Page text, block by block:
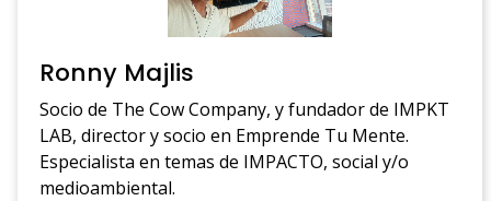
Ronny Majlis
Socio de The Cow Company, y fundador de IMPKT
LAB, director y socio en Emprende Tu Mente.
Especialista en temas de IMPACTO, social y/o
medioambiental.